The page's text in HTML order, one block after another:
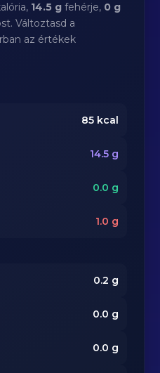
14.5 g fehérje, 0 g
Változtasd a
az értékek
85kcal
14.5g
0.0 g
1.0 g
0.2 g
0.0 g
0.0 g